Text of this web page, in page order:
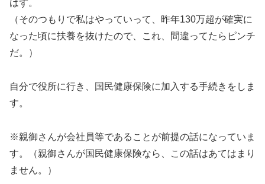
はず。
（そのつもりで私はやっていって、昨年130万超が確実に
なった頃に扶養を抜けたので、これ、間違ってたらピンチ
だ。）
自分で役所に行き、国民健康保険に加入する手続きをしま
す。
※親御さんが会社員等であることが前提の話になっていま
す。（親御さんが国民健康保険なら、この話はあてはまり
ません。）